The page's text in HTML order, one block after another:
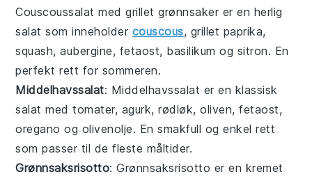
Couscoussalat med grillet grønnsaker er en herlig
salat som inneholder couscous, grillet paprika,
squash,aubergine, fetaost, basilikum og sitron. En
perfekt rett for sommeren.
Middelhavssalat: Middelhavssalat er en klassisk
salat medtomater, agurk,rødløk,oliven,fetaost,
oregano og olivenolje. En smakfull og enkel rett
som passer til de fleste måltider.
Grønnsaksrisotto: Grønnsaksrisotto er en kremet